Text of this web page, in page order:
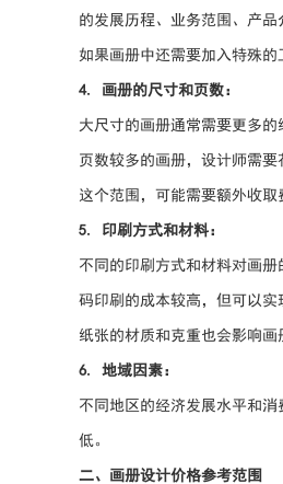
的发展历程、业务范围、产品
如果画册中还需要加入特殊的
4. 画册的尺寸和页数：
大尺寸的画册通常需要更多的
页数较多的画册，设计师需
这个范围，可能需要额外收取
5. 印刷方式和材料：
不同的印刷方式和材料对画
码印刷的成本较高，但可以实
纸张的材质和克重也会影响画
6. 地域因素：
不同地区的经济发展水平和
低。
二、画册设计价格参考范围